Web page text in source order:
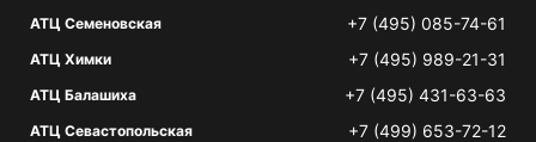
АТЦ Семеновская +7 (495) 085-74-61
АТЦ Химки +7 (495) 989-21-31
АТЦ Балашиха +7 (495) 431-63-63
АТЦ Севастопольская +7 (499) 653-72-12